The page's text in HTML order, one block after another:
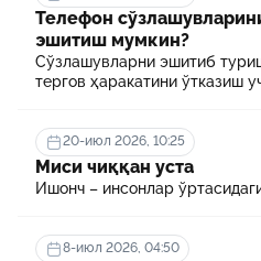
Телефон
эшитиш мумкин?
Сўзлашувларни эшитиб
тергов ҳаракатини ўтказиш
20-июл 2026, 10:25
Миси чиққан уста
Ишонч – инсонлар
8-июл 2026, 04:50